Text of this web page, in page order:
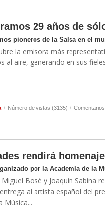
29 años de
pioneros de la Salsa en el
la emisora más
al aire, generando en sus
/ Número de vistas (3135) /
rendirá
por la Academia de la
Miguel Bosé y Joaquín Sabina
al artista español del
Música...